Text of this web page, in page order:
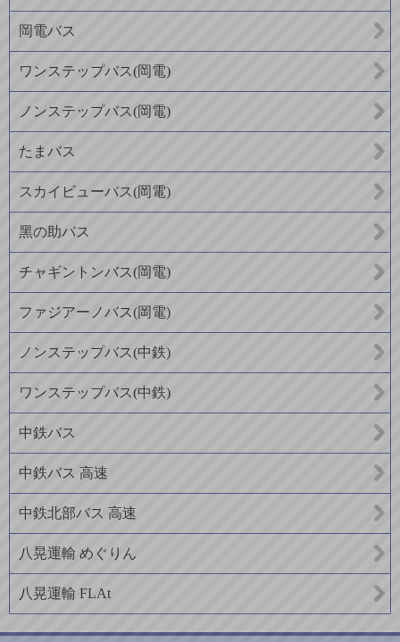
岡電バス
ワンステップバス(岡電)
ノンステップバス(岡電)
たまバス
スカイビューバス(岡電)
黑の助バス
チャギントンバス(岡電)
ファジアーノバス(岡電)
ノンステップバス(中鉄)
ワンステップバス(中鉄)
中鉄バス
中鉄バス 高速
中鉄北部バス 高速
八晃運輸 めぐりん
八晃運輸 FLAt